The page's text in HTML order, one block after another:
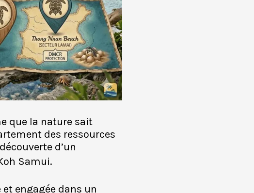
que la nature sait
des ressources
d’un
Samui.
engagée dans un